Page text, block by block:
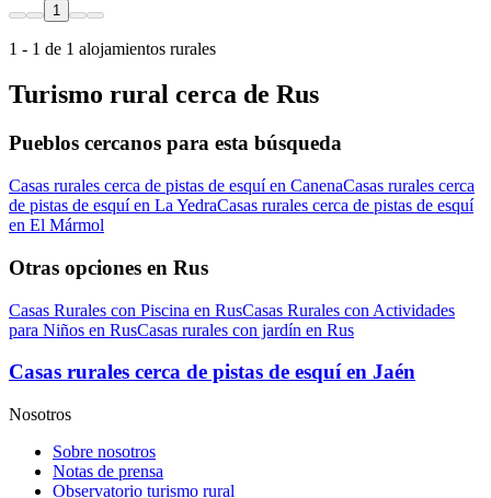
1
1 - 1 de 1 alojamientos rurales
Turismo rural cerca de Rus
Pueblos cercanos para esta búsqueda
Casas rurales cerca de pistas de esquí en CanenaCasas rurales cerca
de pistas de esquí en La YedraCasas rurales cerca de pistas de esquí
en El Mármol
Otras opciones en Rus
Casas Rurales con Piscina en RusCasas Rurales con Actividades
para Niños en RusCasas rurales con jardín en Rus
Casas rurales cerca de pistas de esquí en Jaén
Nosotros
Sobre nosotros
Notas de prensa
Observatorio turismo rural